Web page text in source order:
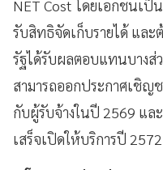
NET Cost โดยเอกชนเป็
รับสิทธิจัดเก็บรายได้ และต้
รัฐได้รับผลตอบแทนบางส่
สามารถออกประกาศเชิ
กับผู้รับจ้างในปี 2569 แล
เสร็จเปิดให้บริการปี 2572